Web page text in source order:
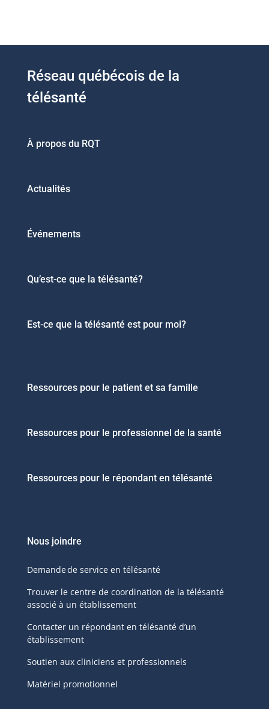
Réseau québécois de la
télésanté
À propos du RQT
Actualités
Événements
Qu’est-ce que la télésanté?
Est-ce que la télésanté est pour moi?
Ressources pour le patient et sa famille
Ressources pour le professionnel de la santé
Ressources pour le répondant en télésanté
Nous joindre
Demande de service en télésanté
Trouver le centre de coordination de la télésanté
associé à un établissement
Contacter un répondant en télésanté d’un
établissement
Soutien aux cliniciens et professionnels
Matériel promotionnel